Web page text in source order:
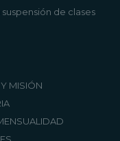
de clases
MISIÓN